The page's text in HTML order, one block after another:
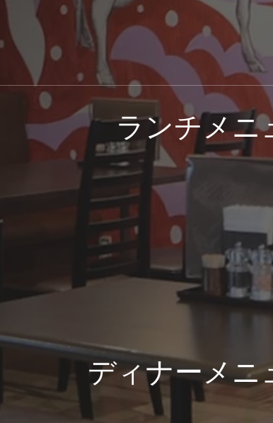
ランチメニ
ディナーメニ